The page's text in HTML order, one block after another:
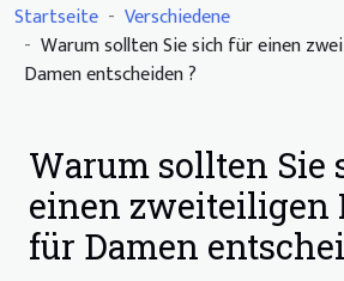
Startseite
Verschiedene
Warum sollten Sie sich für einen
Damen entscheiden ?
Warum sollten Sie
einen zweiteiligen
für Damen